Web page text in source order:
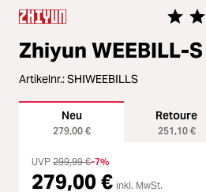
Zubehör
Loading...
Licht & Studio
Loading...
Bildbearbeitung
Loading...
Ferngläser
Loading...
Zhiyun WEEBILL-
Artikelnr.:SHIWEEBILLS
Neu
279,00 €
Retoure
251,10 €
UVP 299,99 €-7%
279,00 € inkl. MwSt.